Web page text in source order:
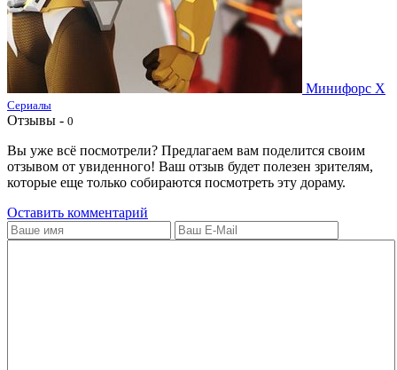
Минифорс X
Сериалы
Отзывы - 0
Вы уже всё посмотрели? Предлагаем вам поделится своим
отзывом от увиденного! Ваш отзыв будет полезен зрителям,
которые еще только собираются посмотреть эту дораму.
Оставить комментарий